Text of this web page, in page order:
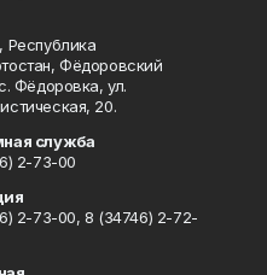
Республика
Фёдоровский
Фёдоровка, ул.
20.
служба
2-73-00
2-73-00, 8 (34746) 2-72-